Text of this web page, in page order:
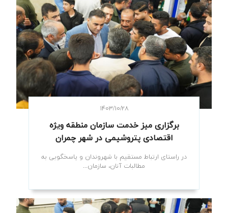
۱۴۰۳/۱۰/۲۸
برگزاری میز خدمت سازمان منطقه ویژه
اقتصادی پتروشیمی در شهر چمران
در راستای ارتباط مستقیم با شهروندان و پاسخگویی به
مطالبات آنان، سازمان...